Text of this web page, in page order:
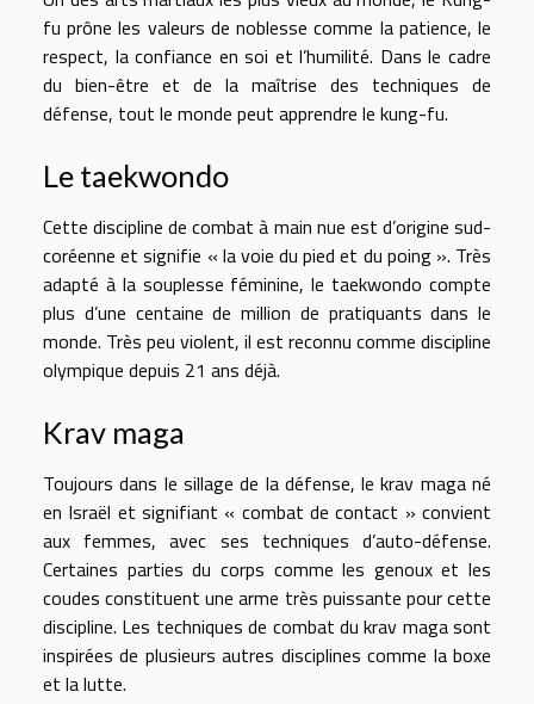
fu prône les valeurs de noblesse comme la patience, le
respect, la confiance en soi et l’humilité. Dans le cadre
du bien-être et de la maîtrise des techniques de
défense, tout le monde peut apprendre le kung-fu.
Le taekwondo
Cette discipline de combat à main nue est d’origine sud-
coréenne et signifie « la voie du pied et du poing ». Très
adapté à la souplesse féminine, le taekwondo compte
plus d’une centaine de million de pratiquants dans le
monde. Très peu violent, il est reconnu comme discipline
olympique depuis 21 ans déjà.
Krav maga
Toujours dans le sillage de la défense, le krav maga né
en Israël et signifiant « combat de contact » convient
aux femmes, avec ses techniques d’auto-défense.
Certaines parties du corps comme les genoux et les
coudes constituent une arme très puissante pour cette
discipline. Les techniques de combat du krav maga sont
inspirées de plusieurs autres disciplines comme la boxe
et la lutte.